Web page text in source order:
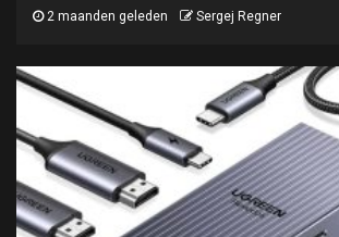
2 maanden geleden Sergej Regner